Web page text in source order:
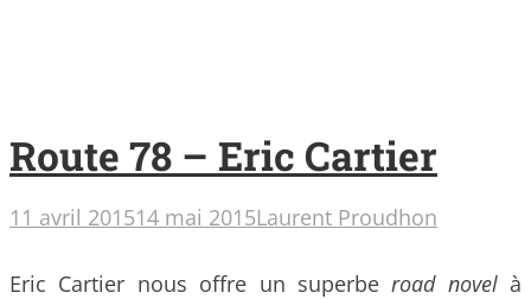
Route 78 – Eric Cartier
11 avril 201514 mai 2015Laurent Proudhon
Eric Cartier nous offre un superberoad novelà